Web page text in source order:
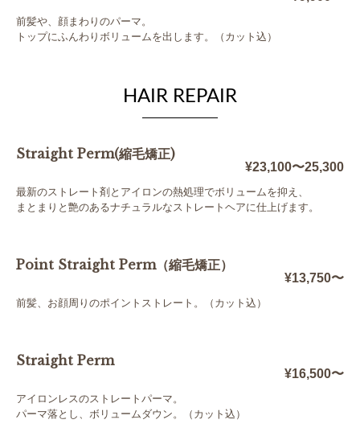
前髪や、顔まわりのパーマ。
トップにふんわりボリュームを出します。（カット込）
HAIR REPAIR
Straight Perm(縮毛矯正)
¥23,100〜25,300
最新のストレート剤とアイロンの熱処理でボリュームを抑え、
まとまりと艶のあるナチュラルなストレートヘアに仕上げます。
Point Straight Perm（縮毛矯正）
¥13,750〜
前髪、お顔周りのポイントストレート。（カット込）
Straight Perm
¥16,500〜
アイロンレスのストレートパーマ。
パーマ落とし、ボリュームダウン。（カット込）